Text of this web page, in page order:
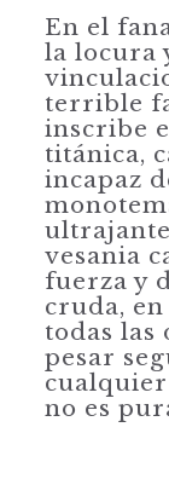
En el
la locura
terrible
inscribe
titánica,
incapaz
vesania
fuerza y
cruda,
todas las
pesar
no es